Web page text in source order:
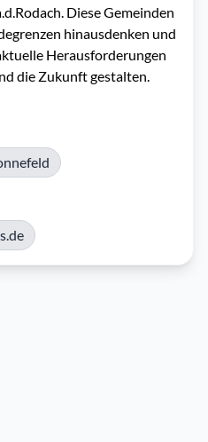
Diese Gemeinden
hinausdenken und
Herausforderungen
die Zukunft gestalten.